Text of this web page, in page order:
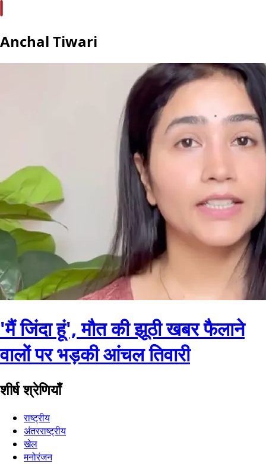
Anchal Tiwari
'मैं जिंदा हूं', मौत की झूठी खबर फैलाने
वालों पर भड़की आंचल तिवारी
शीर्ष श्रेणियाँ
राष्ट्रीय
अंतरराष्ट्रीय
खेल
मनोरंजन